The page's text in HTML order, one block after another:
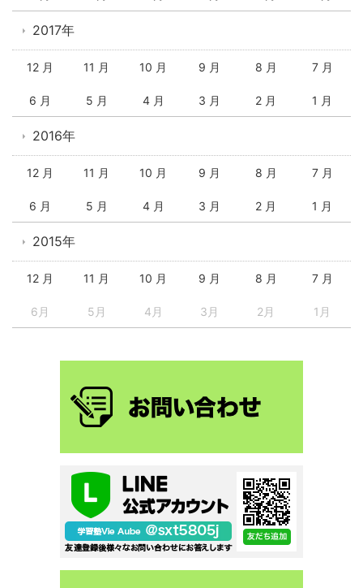
2017年
12 月 11 月 10 月 9 月 8 月 7 月
6 月 5 月 4 月 3 月 2 月 1 月
2016年
12 月 11 月 10 月 9 月 8 月 7 月
6 月 5 月 4 月 3 月 2 月 1 月
2015年
12 月 11 月 10 月 9 月 8 月 7 月
6月 5月 4月 3月 2月 1月